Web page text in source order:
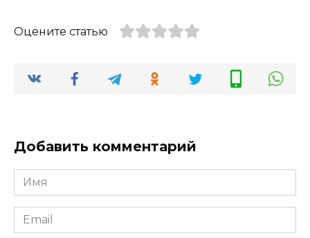
Оцените статью
Добавить комментарий
Имя
*
Email
*